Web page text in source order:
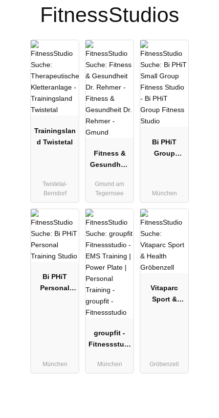
FitnessStudios
Trainingslan
d Twistetal
Twistetal-
Berndorf
Fitness &
Gesundheit
Gmund
Gmund am
Tegernsee
Bi PHiT
Group
München
Bi PHiT
Personal
München
groupfit -
Fitnessstudi
München
Vitaparc
Sport &
Gröbenzell